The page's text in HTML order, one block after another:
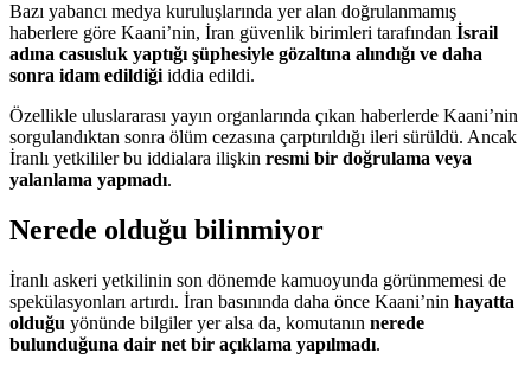
Bazı yabancı medya kuruluşlarında yer alan doğrulanmamış
haberlere göre Kaani’nin, İran güvenlik birimleri tarafından İsrail
adına casusluk yaptığı şüphesiyle gözaltına alındığı ve daha
sonra idam edildiği iddia edildi.
Özellikle uluslararası yayın organlarında çıkan haberlerde Kaani’nin
sorgulandıktan sonra ölüm cezasına çarptırıldığı ileri sürüldü. Ancak
İranlı yetkililer bu iddialara ilişkin resmi bir doğrulama veya
yalanlama yapmadı.
Nerede olduğu bilinmiyor
İranlı askeri yetkilinin son dönemde kamuoyunda görünmemesi de
spekülasyonları artırdı. İran basınında daha önce Kaani’nin hayatta
olduğu yönünde bilgiler yer alsa da, komutanın nerede
bulunduğuna dair net bir açıklama yapılmadı.